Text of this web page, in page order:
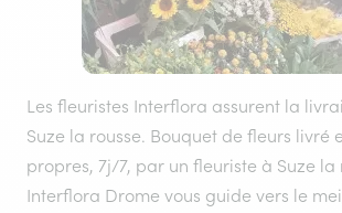
Les fleuristes Interflora assurent la
Suze la rousse. Bouquet de fleurs livré
propres, 7j/7, par un fleuriste à Suze la
Interflora Drome vous guide vers le